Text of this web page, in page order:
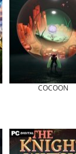
COCOON